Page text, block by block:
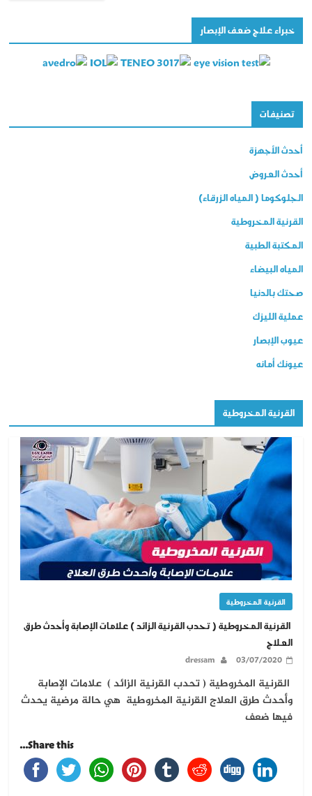
خبراء علاج ضعف الإبصار
تصنيفات
أحدث الأجهزة
أحدث العروض
الجلوكوما ( المياه الزرقاء)
القرنية المخروطية
المكتبة الطبية
المياه البيضاء
صحتك بالدنيا
عملية الليزك
عيوب الإبصار
عيونك أمانه
القرنية المخروطية
القرنية المخروطية
القرنية المخروطية ( تحدب القرنية الزائد ) علامات الإصابة وأحدث طرق
العلاج
03/07/2020
dressam
القرنية المخروطية ( تحدب القرنية الزائد ) علامات الإصابة
وأحدث طرق العلاج القرنية المخروطية هي حالة مرضية يحدث
فيها ضعف
Share this...